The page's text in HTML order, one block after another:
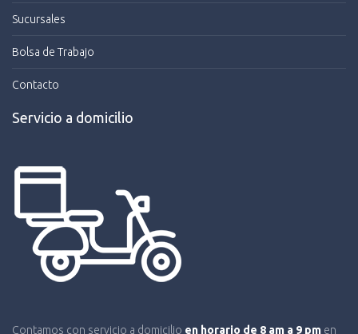
Sucursales
Bolsa de Trabajo
Contacto
Servicio a domicilio
Contamos con servicio a domicilio en horario de 8 am a 9 pm en